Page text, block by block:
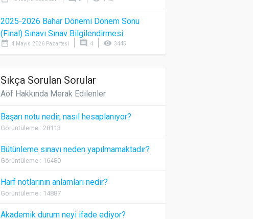
2025-2026 Bahar Dönemi Dönem Sonu
(Final) Sınavı Sınav Bilgilendirmesi
date_range 4 Mayıs 2026 Pazartesi comment 4 visibility 3445
Sıkça Sorulan Sorular
Aöf Hakkında Merak Edilenler
Başarı notu nedir, nasıl hesaplanıyor?
Görüntüleme : 28113
Bütünleme sınavı neden yapılmamaktadır?
Görüntüleme : 16480
Harf notlarının anlamları nedir?
Görüntüleme : 14887
Akademik durum neyi ifade ediyor?